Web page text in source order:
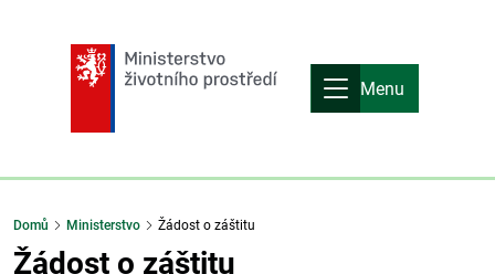
Menu
Domů Ministerstvo Žádost o záštitu
Žádost o záštitu